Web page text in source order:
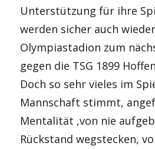
Unterstützung für ihre
werden sicher auch
Olympiastadion zum
gegen die TSG 1899
Doch so sehr vieles im
Mannschaft stimmt,
Mentalität ,von nie
Rückstand wegstecken,